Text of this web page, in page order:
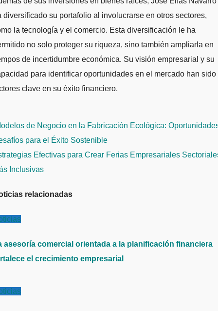
diversificado su portafolio al involucrarse en otros sectores,
la tecnología y el comercio. Esta diversificación le ha
no solo proteger su riqueza, sino también ampliarla en
de incertidumbre económica. Su visión empresarial y su
para identificar oportunidades en el mercado han sido
clave en su éxito financiero.
de Negocio en la Fabricación Ecológica:
para el Éxito Sostenible
Efectivas para Crear Ferias Empresariales
Inclusivas
relacionadas
asesoría comercial orientada a la planificación financiera
el crecimiento empresarial